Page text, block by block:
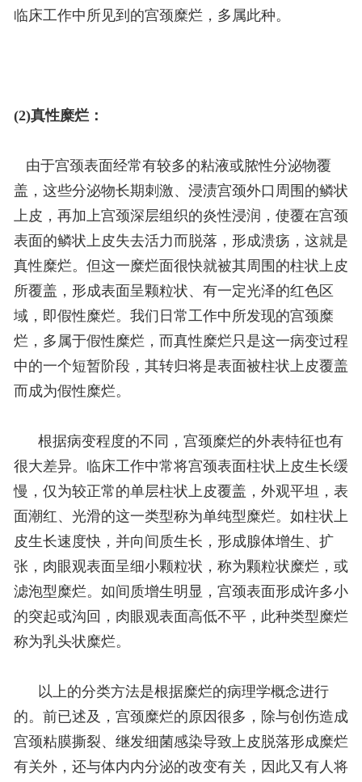
临床工作中所见到的宫颈糜烂，多属此种。
(2)真性糜烂：
由于宫颈表面经常有较多的粘液或脓性分泌物覆
盖，这些分泌物长期刺激、浸渍宫颈外口周围的鳞状
上皮，再加上宫颈深层组织的炎性浸润，使覆在宫颈
表面的鳞状上皮失去活力而脱落，形成溃疡，这就是
真性糜烂。但这一糜烂面很快就被其周围的柱状上皮
所覆盖，形成表面呈颗粒状、有一定光泽的红色区
域，即假性糜烂。我们日常工作中所发现的宫颈糜
烂，多属于假性糜烂，而真性糜烂只是这一病变过程
中的一个短暂阶段，其转归将是表面被柱状上皮覆盖
而成为假性糜烂。
根据病变程度的不同，宫颈糜烂的外表特征也有
很大差异。临床工作中常将宫颈表面柱状上皮生长缓
慢，仅为较正常的单层柱状上皮覆盖，外观平坦，表
面潮红、光滑的这一类型称为单纯型糜烂。如柱状上
皮生长速度快，并向间质生长，形成腺体增生、扩
张，肉眼观表面呈细小颗粒状，称为颗粒状糜烂，或
滤泡型糜烂。如间质增生明显，宫颈表面形成许多小
的突起或沟回，肉眼观表面高低不平，此种类型糜烂
称为乳头状糜烂。
以上的分类方法是根据糜烂的病理学概念进行
的。前已述及，宫颈糜烂的原因很多，除与创伤造成
宫颈粘膜撕裂、继发细菌感染导致上皮脱落形成糜烂
有关外，还与体内内分泌的改变有关，因此又有人将